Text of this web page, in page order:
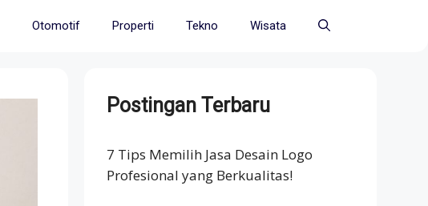
Otomotif Properti Tekno Wisata
Postingan Terbaru
7 Tips Memilih Jasa Desain Logo
Profesional yang Berkualitas!